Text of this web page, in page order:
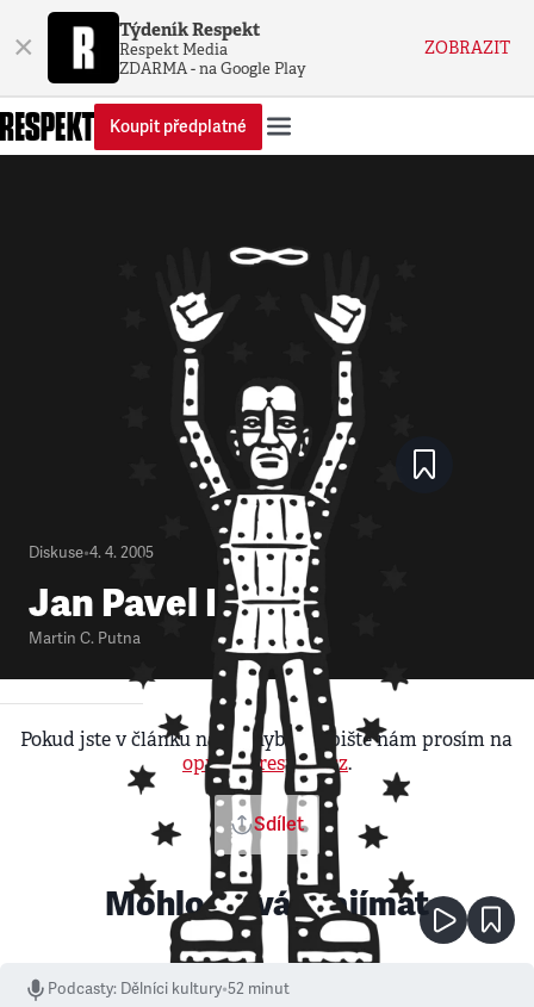
× Týdeník Respekt
Respekt Media
ZDARMA - na Google Play
ZOBRAZIT
Koupit předplatné
Diskuse•4. 4. 2005
Jan Pavel II.
Martin C. Putna
Pokud jste v článku našli chybu, napište nám prosím na
opravy@respekt.cz.
Sdílet
Mohlo by vás zajímat
Podcasty: Dělníci kultury•52 minut